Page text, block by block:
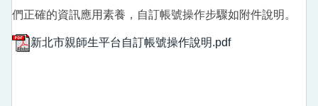
校外人士協助教學或活動專區
教師e學院
專業社群分享平台
們正確的資訊應用素養，自訂帳號操作步驟如附件說明。
新北市親師生平台自訂帳號操作說明.pdf